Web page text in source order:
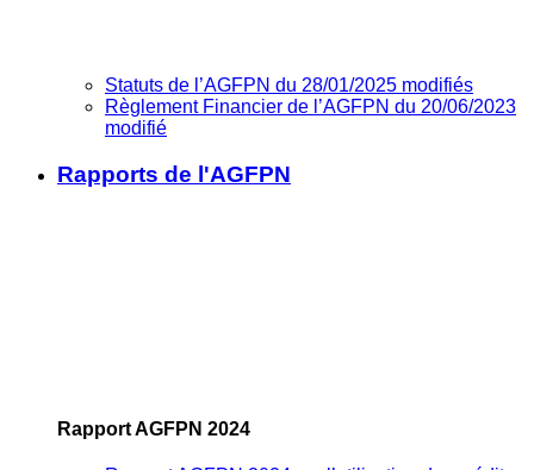
Statuts de l’AGFPN du 28/01/2025 modifiés
Règlement Financier de l’AGFPN du 20/06/2023
modifié
Rapports de l'AGFPN
Rapport AGFPN 2024